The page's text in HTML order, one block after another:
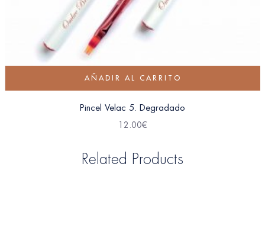
AÑADIR AL CARRITO
Pincel Velac 5. Degradado
12.00€
Related Products